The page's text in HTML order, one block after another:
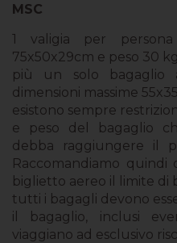
MSC
1 valigia per persona
75x50x29cm e peso 30 kg
più un solo bagaglio
dimensioni massime
esistono sempre
e peso del bagaglio
debba raggiungere il
Raccomandiamo
biglietto aereo il limite di
tutti i bagagli devono
il bagaglio, inclusi
viaggiano ad esclusivo